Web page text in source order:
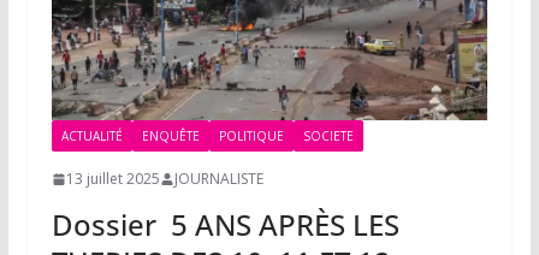
ACTUALITÉ ENQUÊTE POLITIQUE SOCIETE
13 juillet 2025 JOURNALISTE
Dossier 5 ANS APRÈS LES